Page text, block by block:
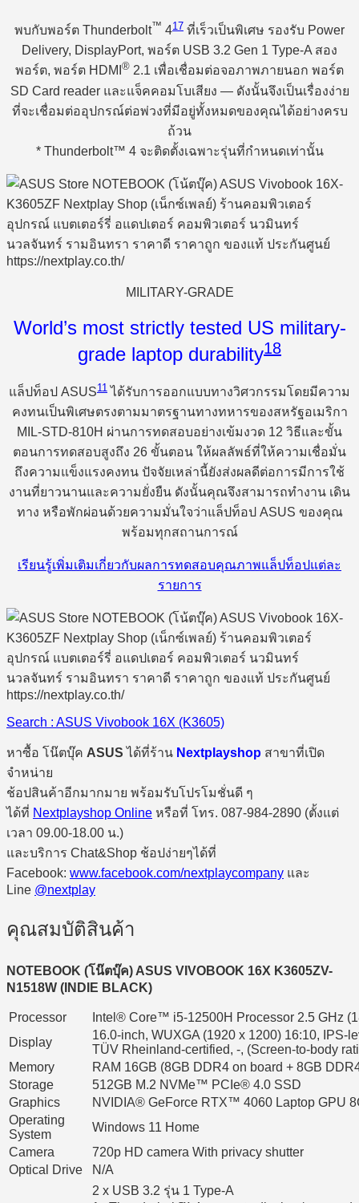
พบกับพอร์ต Thunderbolt™ 417 ที่เร็วเป็นพิเศษ รองรับ Power
Delivery, DisplayPort, พอร์ต USB 3.2 Gen 1 Type-A สอง
พอร์ต, พอร์ต HDMI ® 2.1 เพื่อเชื่อมต่อจอภาพภายนอก พอร์ต
SD Card reader และแจ็คคอมโบเสียง — ดังนั้นจึงเป็นเรื่องง่าย
ที่จะเชื่อมต่ออุปกรณ์ต่อพ่วงที่มีอยู่ทั้งหมดของคุณได้อย่างครบ
ถ้วน
* Thunderbolt™ 4 จะติดตั้งเฉพาะรุ่นที่กำหนดเท่านั้น
MILITARY-GRADE
World’s most strictly tested US military-
grade laptop durability18
แล็ปท็อป ASUS11 ได้รับการออกแบบทางวิศวกรรมโดยมีความ
คงทนเป็นพิเศษตรงตามมาตรฐานทางทหารของสหรัฐอเมริกา
MIL-STD-810H ผ่านการทดสอบอย่างเข้มงวด 12 วิธีและขั้น
ตอนการทดสอบสูงถึง 26 ขั้นตอน ให้ผลลัพธ์ที่ให้ความเชื่อมั่น
ถึงความแข็งแรงคงทน ปัจจัยเหล่านี้ยังส่งผลดีต่อการมีการใช้
งานที่ยาวนานและความยั่งยืน ดังนั้นคุณจึงสามารถทำงาน เดิน
ทาง หรือพักผ่อนด้วยความมั่นใจว่าแล็ปท็อป ASUS ของคุณ
พร้อมทุกสถานการณ์
เรียนรู้เพิ่มเติมเกี่ยวกับผลการทดสอบคุณภาพแล็ปท็อปแต่ละ
รายการ
Search : ASUS Vivobook 16X (K3605)
หาซื้อ โน๊ตบุ๊ค ASUS ได้ที่ร้าน Nextplayshop สาขาที่เปิด
จำหน่าย
ช้อปสินค้าอีกมากมาย พร้อมรับโปรโมชั่นดี ๆ
ได้ที่ Nextplayshop Online หรือที่ โทร. 087-984-2890 (ตั้งแต่
เวลา 09.00-18.00 น.)
และบริการ Chat&Shop ช้อปง่ายๆได้ที่
Facebook: www.facebook.com/nextplaycompany และ
Line @nextplay
คุณสมบัติสินค้า
NOTEBOOK (โน๊ตบุ๊ค) ASUS VIVOBOOK 16X K3605ZV-
N1518W (INDIE BLACK)
Processor
Intel® Core™ i5-12500H Processor 2.5 GHz
Display
16.0-inch, WUXGA (1920 x 1200) 16:10, IPS-
TÜV Rheinland-certified, -, (Screen-to-body
Memory
RAM 16GB (8GB DDR4 on board + 8GB
Storage
512GB M.2 NVMe™ PCIe® 4.0 SSD
Graphics
NVIDIA® GeForce RTX™ 4060 Laptop GPU
Operating
System
Windows 11 Home
Camera
720p HD camera With privacy shutter
Optical Drive
N/A
2 x USB 3.2 รุ่น 1 Type-A